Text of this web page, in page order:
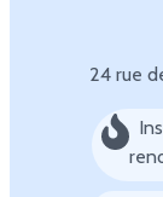
24 rue